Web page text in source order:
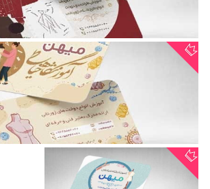
دانلود کارت ویزیت آموزش...
79,000 تومان
طرح کارت ویزیت آموزش خیاطی
79,000 تومان